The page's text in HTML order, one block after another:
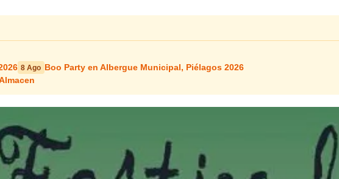
8 Ago Boo Party en Albergue Municipal, Piélagos 2026